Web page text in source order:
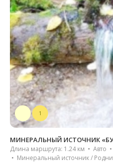
1
МИНЕРАЛЬНЫЙ ИСТОЧНИК
Длина маршрута: 1.24 км • Авто
• Минеральный источник /